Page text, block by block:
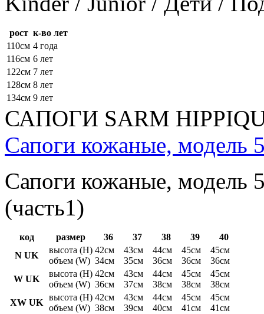
рост к-во лет
110см 4 года
116см 6 лет
122см 7 лет
128см 8 лет
134см 9 лет
САПОГИ SARM
Сапоги кожаные, модель
Сапоги кожаные, модель
(часть1)
код размер 36 37 38 39
40
N UK
высота (H)
объем (W)
42см
34см
43см
35см
44см
36см
45см
36см
45см
36см
W UK
высота (H)
объем (W)
42см
36см
43см
37см
44см
38см
45см
38см
45см
38см
XW UK
высота (H)
объем (W)
42см
38см
43см
39см
44см
40см
45см
41см
45см
41см